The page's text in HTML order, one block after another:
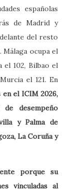
españolas
de Madrid y
del resto
Málaga ocupa el
el 102, Bilbao el
el 121. En
en el ICIM 2026,
desempeño
y Palma de
La Coruña y
porque su
vinculadas al